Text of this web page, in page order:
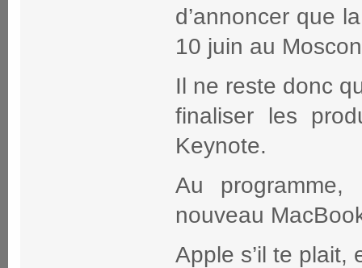
d’annoncer que
10 juin au
Il ne reste donc
finaliser les
Keynote.
Au
nouveau
Apple s’il te